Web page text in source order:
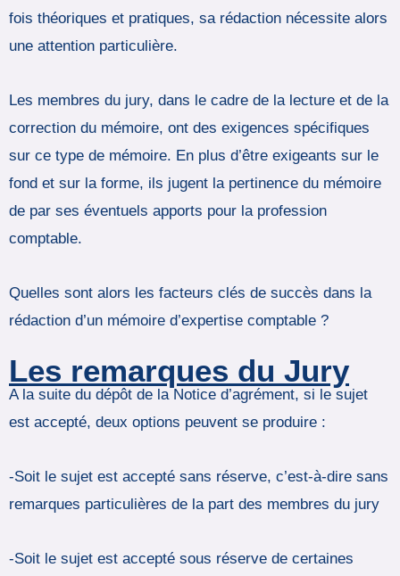
fois théoriques et pratiques, sa rédaction nécessite alors
une attention particulière.
Les membres du jury, dans le cadre de la lecture et de la
correction du mémoire, ont des exigences spécifiques
sur ce type de mémoire. En plus d’être exigeants sur le
fond et sur la forme, ils jugent la pertinence du mémoire
de par ses éventuels apports pour la profession
comptable.
Quelles sont alors les facteurs clés de succès dans la
rédaction d’un mémoire d’expertise comptable ?
Les remarques du Jury
A la suite du dépôt de la Notice d’agrément, si le sujet
est accepté, deux options peuvent se produire :
-Soit le sujet est accepté sans réserve, c’est-à-dire sans
remarques particulières de la part des membres du jury
-Soit le sujet est accepté sous réserve de certaines